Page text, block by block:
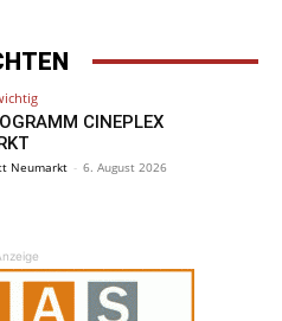
CINEPLEX
Neumarkt - 6. August 2026